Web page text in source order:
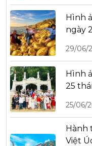
Hình
ngày
29/06/
Hình
25
25/06/
Hành
Việt